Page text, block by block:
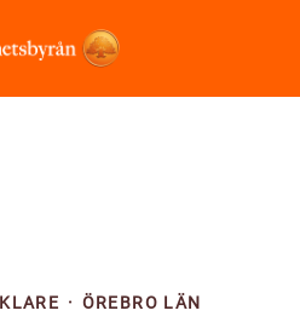
· ÖREBRO LÄN